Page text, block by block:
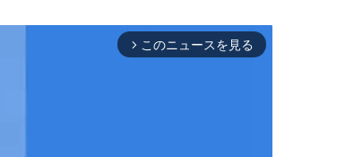
arrow_forward_ios このニュースを見る